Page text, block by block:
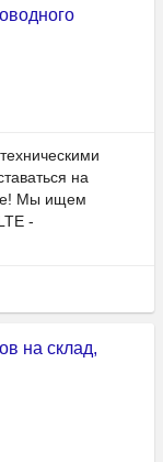
на
Мы ищем
-
на склад,